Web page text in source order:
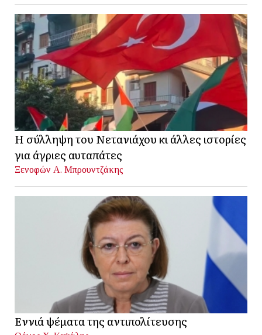
Η σύλληψη του Νετανιάχου κι άλλες ιστορίες
για άγριες αυταπάτες
Ξενοφών Α. Μπρουντζάκης
Εννιά ψέματα της αντιπολίτευσης